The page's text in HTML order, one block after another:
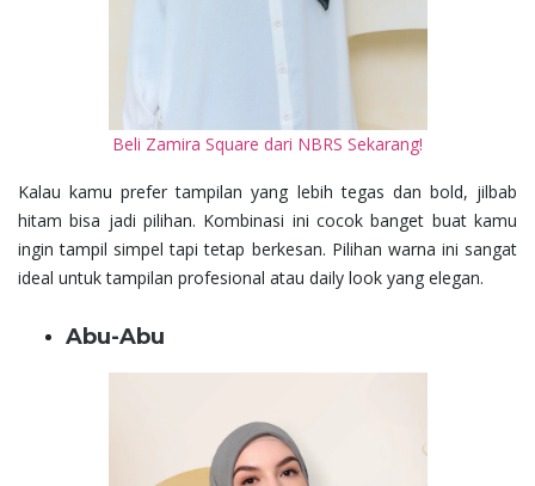
Beli Zamira Square dari NBRS Sekarang!
Kalau kamu prefer tampilan yang lebih tegas dan bold, jilbab
hitam bisa jadi pilihan. Kombinasi ini cocok banget buat kamu
ingin tampil simpel tapi tetap berkesan. Pilihan warna ini sangat
ideal untuk tampilan profesional atau daily look yang elegan.
Abu-Abu